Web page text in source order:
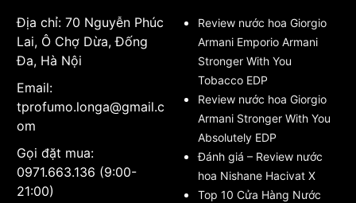
Địa chỉ: 70 Nguyễn Phúc
Lai, Ô Chợ Dừa, Đống
Đa, Hà Nội
Email:
tprofumo.longa@gmail.c
om
Gọi đặt mua:
0971.663.136 (9:00-
21:00)
Review nước hoa Giorgio
Armani Emporio Armani
Stronger With You
Tobacco EDP
Review nước hoa Giorgio
Armani Stronger With You
Absolutely EDP
Đánh giá – Review nước
hoa Nishane Hacivat X
Top 10 Cửa Hàng Nước